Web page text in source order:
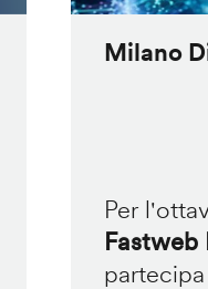
Milano
Per
Fastweb